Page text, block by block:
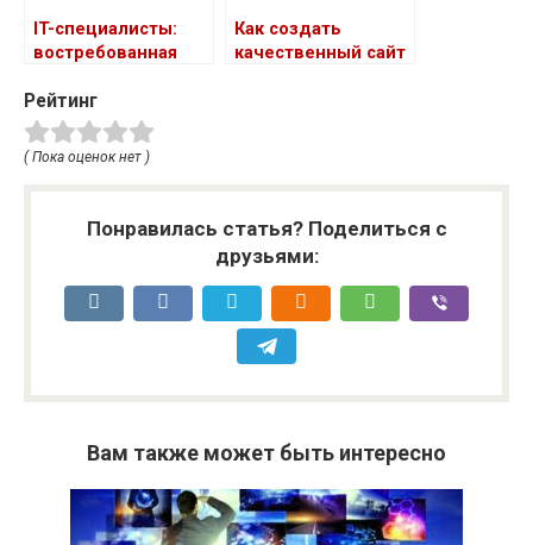
IT-специалисты:
востребованная
Как создать
качественный сайт
Рейтинг
( Пока оценок нет )
Понравилась статья? Поделиться с
друзьями:
Вам также может быть интересно